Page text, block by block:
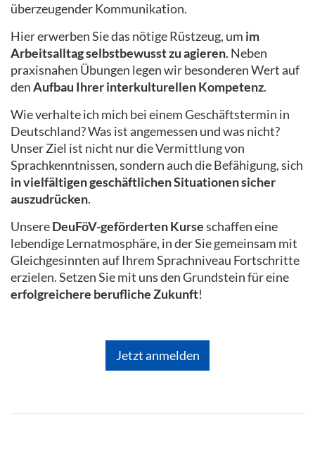
überzeugender Kommunikation.
Hier erwerben Sie das nötige Rüstzeug, um im
Arbeitsalltag selbstbewusst zu agieren. Neben
praxisnahen Übungen legen wir besonderen Wert auf
denAufbau Ihrer interkulturellen Kompetenz.
Wie verhalte ich mich bei einem Geschäftstermin in
Deutschland? Was ist angemessen und was nicht?
Unser Ziel ist nicht nur die Vermittlung von
Sprachkenntnissen, sondern auch die Befähigung, sich
in vielfältigen geschäftlichen Situationen sicher
auszudrücken.
UnsereDeuFöV-geförderten Kurseschaffen eine
lebendige Lernatmosphäre, in der Sie gemeinsam mit
Gleichgesinnten auf Ihrem Sprachniveau Fortschritte
erzielen. Setzen Sie mit uns den Grundstein für eine
erfolgreichere berufliche Zukunft!
Jetzt anmelden